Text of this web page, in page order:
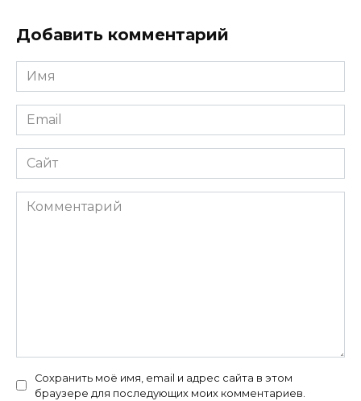
Добавить комментарий
Имя
*
Email
*
Сайт
Комментарий
Сохранить моё имя, email и адрес сайта в этом
браузере для последующих моих комментариев.